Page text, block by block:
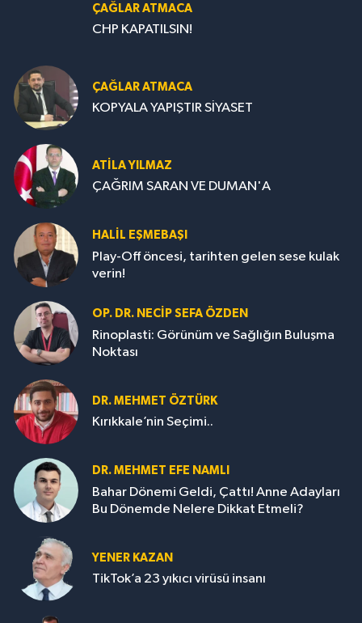
CHP KAPATILSIN!
KOPYALA YAPIŞTIR SİYASET
ÇAĞRIM SARAN VE DUMAN'A
Play-Off öncesi, tarihten gelen sese kulak
Rinoplasti: Görünüm ve Sağlığın Buluşma
Kırıkkale’nin Seçimi..
Bahar Dönemi Geldi, Çattı! Anne Adayları
TikTok’a 23 yıkıcı virüsü insanı